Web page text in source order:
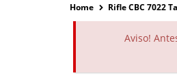
Home Rifle CBC 7022
Aviso!